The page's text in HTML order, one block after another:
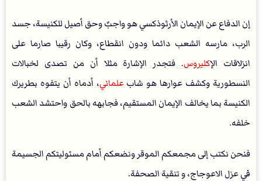
إن الدفاع عن الإيمان الأرثوذكسي هو واجبٌ وحق أصيل للكنيسة، جسد
الرب، مارسه الشعب دائما ودون انقطاع، وكان رقيبا صارما على
انزلاقات الإكليروس. فتجدر الإشارة مثلا أن من تصدى لخبالات
النسطورية وكشف عوارها هو شابعلماني، أدماه أن يتفوه بطريرك
الكنيسة بما يخالف الإيمان المستقيم، فجابهه بالحق واحتشد الشعب
خلفه.
فنحن نكتب إلى مجمعكم الموقر ونضعكم أمام مسئوليتكم الجسيمة
في عزل الاعوجاج، و تنقية الصحفة.